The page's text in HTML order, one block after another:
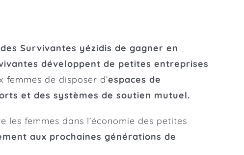
Survivantes yézidis de gagner en
développent de petites entreprises
de disposer d’espaces de
et des systèmes de soutien mutuel.
femmes dans l’économie des petites
aux prochaines générations de